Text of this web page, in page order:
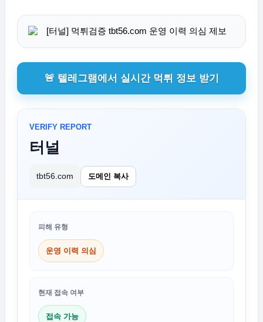
🚨 텔레그램에서 실시간 먹튀 정보 받기
VERIFY REPORT
터널
tbt56.com 도메인 복사
피해 유형
운영 이력 의심
현재 접속 여부
접속 가능